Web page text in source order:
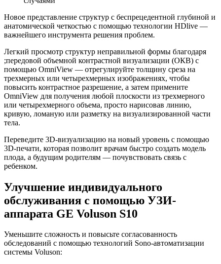
Новое представление структур с беспрецедентной глубиной и
анатомической четкостью с помощью технологии HDlive —
важнейшего инструмента решения проблем.
Легкий просмотр структур неправильной формы благодаря
;передовой объемной контрастной визуализации (ОКВ) с
помощью OmniView — отрегулируйте толщину среза на
трехмерных или четырехмерных изображениях, чтобы
повысить контрастное разрешение, а затем примените
OmniView для получения любой плоскости из трехмерного
или четырехмерного объема, просто нарисовав линию,
кривую, ломаную или разметку на визуализированной части
тела.
Переведите 3D-визуализацию на новый уровень с помощью
3D-печати, которая позволит врачам быстро создать модель
плода, а будущим родителям — почувствовать связь с
ребенком.
Улучшение индивидуального
обслуживания с помощью УЗИ-
аппарата GE Voluson S10
Уменьшите сложность и повысьте согласованность
обследований с помощью технологий Sono-автоматизации
системы Voluson: